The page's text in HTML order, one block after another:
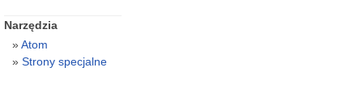
Narzędzia
Atom
Strony specjalne